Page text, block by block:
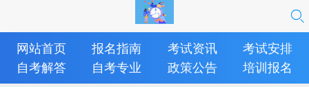
网站首页 报名指南 考试资讯
考试安排
自考解答
自考专业 政策公告 培训报名